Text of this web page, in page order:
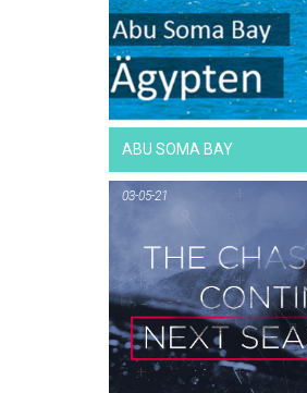
ABU SOMA BAY
03-05-21